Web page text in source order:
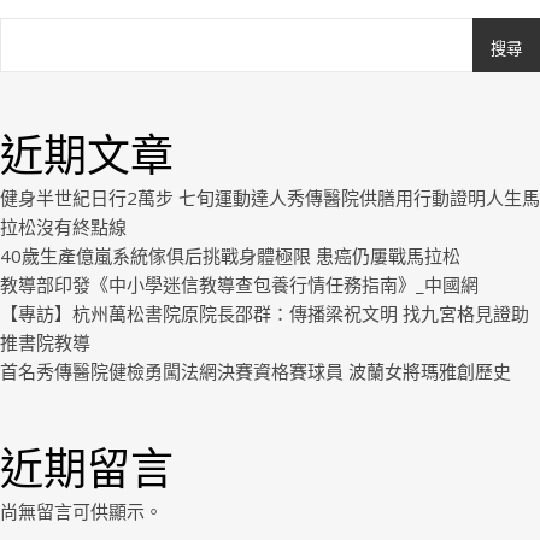
搜尋
近期文章
健身半世紀日行2萬步 七旬運動達人秀傳醫院供膳用行動證明人生馬
拉松沒有終點線
40歲生產億嵐系統傢俱后挑戰身體極限 患癌仍屢戰馬拉松
教導部印發《中小學迷信教導查包養行情任務指南》_中國網
【專訪】杭州萬松書院原院長邵群：傳播梁祝文明 找九宮格見證助
推書院教導
首名秀傳醫院健檢勇闖法網決賽資格賽球員 波蘭女將瑪雅創歷史
近期留言
尚無留言可供顯示。
Royal.